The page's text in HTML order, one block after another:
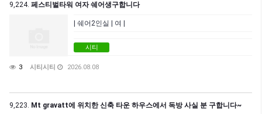
9,224. 페스티벌타워 여자 쉐어생구합니다
| 쉐어2인실 | 여 |
시티
3 시티시티 2026.08.08
9,223. Mt gravatt에 위치한 신축 타운 하우스에서 독방 사실 분 구합니다~